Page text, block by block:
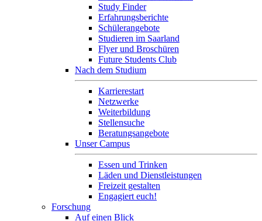
Study Finder
Erfahrungsberichte
Schülerangebote
Studieren im Saarland
Flyer und Broschüren
Future Students Club
Nach dem Studium
Karrierestart
Netzwerke
Weiterbildung
Stellensuche
Beratungsangebote
Unser Campus
Essen und Trinken
Läden und Dienstleistungen
Freizeit gestalten
Engagiert euch!
Forschung
Auf einen Blick